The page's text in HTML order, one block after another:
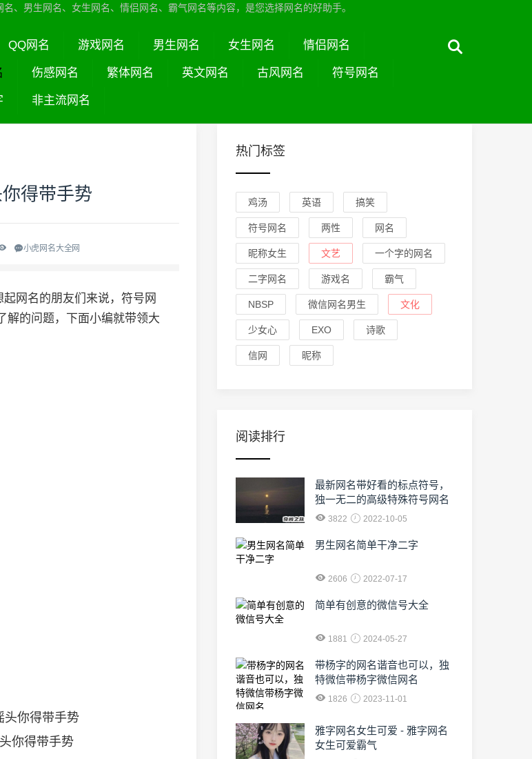
、男生网名、女生网名、情侣网名、霸气网名等内容，是您选择网名的好助手。
QQ网名 游戏网名 男生网名 女生网名 情侣网名
伤感网名 繁体网名 英文网名 古风网名 符号网名
非主流网名
得带手势
小虎网名大全网
起网名的朋友们来说，符号网
解的问题，下面小编就带领大
你得带手势
热门标签
鸡汤 英语 搞笑
符号网名 两性 网名
昵称女生 文艺 一个字的网名
二字网名 游戏名 霸气
NBSP 微信网名男生 文化
少女心 EXO 诗歌
信网 昵称
阅读排行
最新网名带好看的标点符号，
独一无二的高级特殊符号网名
3822 2022-10-05
男生网名简单干净二字
2606 2022-07-17
简单有创意的微信号大全
1881 2024-05-27
​带杨字的网名谐音也可以，独
特微信带杨字微信网名
1826 2023-11-01
雅字网名女生可爱 - 雅字网名
女生可爱霸气